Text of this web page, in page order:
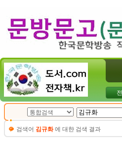
검색어 김규화에 대햔 검색 결과